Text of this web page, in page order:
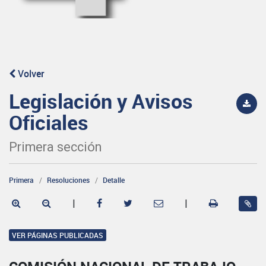
Volver
Legislación y Avisos
Oficiales
Primera sección
Primera Resoluciones Detalle
| |
VER PÁGINAS PUBLICADAS